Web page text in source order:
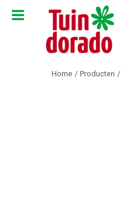
naar
Home Producten